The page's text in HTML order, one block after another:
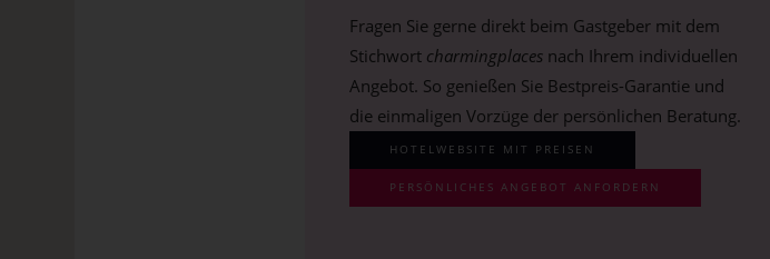
Fragen Sie gerne direkt beim Gastgeber mit dem
Stichwort charmingplaces nach Ihrem individuellen
Angebot. So genießen Sie Bestpreis-Garantie und
die einmaligen Vorzüge der persönlichen Beratung.
HOTELWEBSITE MIT PREISEN
PERSÖNLICHES ANGEBOT ANFORDERN